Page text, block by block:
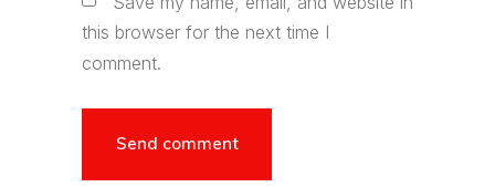
this browser for the next time I
comment.